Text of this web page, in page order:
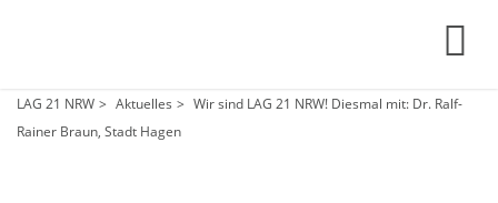
LAG 21 NRW Aktuelles
Wir sind LAG 21 NRW! Diesmal mit: Dr. Ralf-
Rainer Braun, Stadt Hagen